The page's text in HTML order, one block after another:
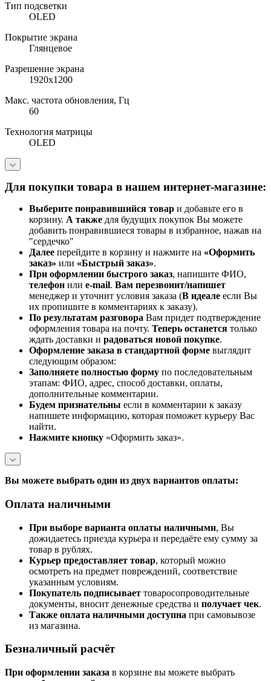
Тип подсветки
OLED
Покрытие экрана
Глянцевое
Разрешение экрана
1920x1200
Макс. частота обновления, Гц
60
Технология матрицы
OLED
Для покупки товара в нашем интернет-магазине:
Выберите понравившийся товар и добавьте его в
корзину. А также для будущих покупок Вы можете
добавить понравившиеся товары в избранное, нажав на
"сердечко"
Далее перейдите в корзину и нажмите на «Оформить
заказ» или «Быстрый заказ».
При оформлении быстрого заказ, напишите ФИО,
телефон или e-mail. Вам перезвонит/напишет
менеджер и уточнит условия заказа (В идеале если Вы
их пропишите в комментариях к заказу).
По результатам разговора Вам придет подтверждение
оформления товара на почту. Теперь останется только
ждать доставки и радоваться новой покупке.
Оформление заказа в стандартной форме выглядит
следующим образом:
Заполняете полностью форму по последовательным
этапам: ФИО, адрес, способ доставки, оплаты,
дополнительные комментарии.
Будем признательны если в комментарии к заказу
напишете информацию, которая поможет курьеру Вас
найти.
Нажмите кнопку «Оформить заказ».
Вы можете выбрать один из двух вариантов оплаты:
Оплата наличными
При выборе варианта оплаты наличными, Вы
дожидаетесь приезда курьера и передаёте ему сумму за
товар в рублях.
Курьер предоставляет товар, который можно
осмотреть на предмет повреждений, соответствие
указанным условиям.
Покупатель подписывает товаросопроводительные
документы, вносит денежные средства и получает чек.
Также оплата наличными доступна при самовывозе
из магазина.
Безналичный расчёт
При оформлении заказа в корзине вы можете выбрать